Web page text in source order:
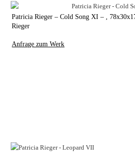
Patricia Rieger – Cold Song XI – ,
Rieger
Anfrage zum Werk